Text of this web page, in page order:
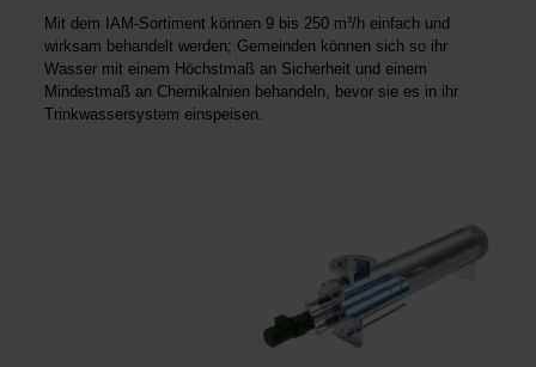
Mit dem IAM-Sortiment können 9 bis 250 m³/h einfach und
wirksam behandelt werden; Gemeinden können sich so ihr
Wasser mit einem Höchstmaß an Sicherheit und einem
Mindestmaß an Chemikalnien behandeln, bevor sie es in ihr
Trinkwassersystem einspeisen.